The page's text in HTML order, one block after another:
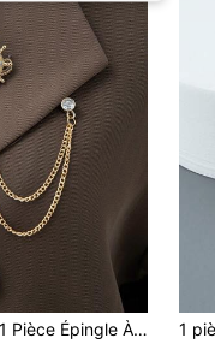
1 Pièce Épingle À Revers De Mode Avec Tassel En Chaîne En Métal Accessoire De Costume Rond Personnalisé Pour Hommes